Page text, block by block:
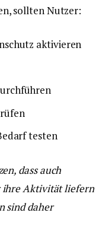
sollten Nutzer:
aktivieren
testen
dass auch
ihre Aktivität liefern
sind daher